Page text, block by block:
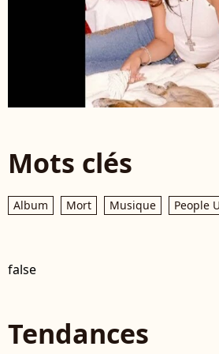
Mots clés
Album Mort Musique People
false
Tendances